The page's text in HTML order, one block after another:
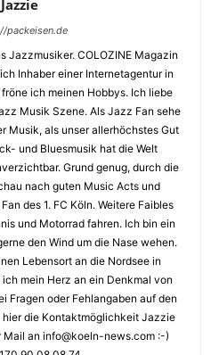
Jazzie
packeisen.de
Jazzmusiker. COLOZINE Magazin
Inhaber einer Internetagentur in
ich meinen Hobbys. Ich liebe
Musik Szene. Als Jazz Fan sehe
Musik, als unser allerhöchstes Gut
und Bluesmusik hat die Welt
Grund genug, durch die
nach guten Music Acts und
des 1. FC Köln. Weitere Faibles
und Motorrad fahren. Ich bin ein
den Wind um die Nase wehen.
Lebensort an die Nordsee in
mein Herz an ein Denkmal von
Fragen oder Fehlangaben auf den
die Kontaktmöglichkeit Jazzie
Mail an info@koeln-news.com :-)